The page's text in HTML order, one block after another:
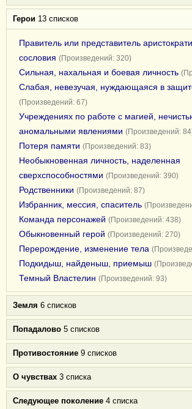
Герои 13 списков
Правитель или представитель
сословия (Произведений: 320)
Сильная, нахальная и боевая личность
Слабая, невезучая, нуждающаяся в
(Произведений: 67)
Учреждениях по работе с магией,
аномальными явлениями (Произведений:
Потеря памяти (Произведений: 83)
Необыкновенная личность, наделенная
сверхспособностями (Произведений: 390)
Родственники (Произведений: 87)
Избранник, мессия, спаситель
Команда персонажей (Произведений: 438)
Обыкновенный герой (Произведений: 270)
Перерождение, изменение тела
Подкидыш, найденыш, приемыш
Темный Властелин (Произведений: 93)
Земля 6 списков
Попадалово 5 списков
Противостояние 9 списков
О чувствах 3 списка
Следующее поколение 4 списка